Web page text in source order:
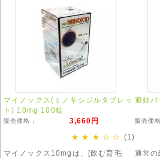
※お得
マイノックス(ミノキシジルタブレッ
ト) 10mg 100錠
販売価格： 3,660円
★ ★ ★ ☆ ☆ (1)
マイノックス10mgは、[飲む育毛
避妊
販売価
通常の